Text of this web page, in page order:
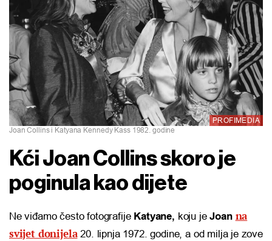
Joan Collins i Katyana Kennedy Kass 1982. godine
PROFIMEDIA
Kći Joan Collins skoro je
poginula kao dijete
Ne viđamo često fotografije Katyane, koju jeJoan na
svijet donijela20. lipnja 1972. godine, a od milja je zove